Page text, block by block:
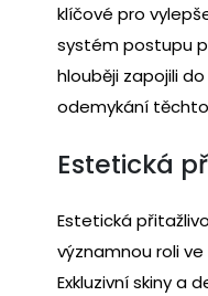
klíčové pro
systém postupu
hlouběji zapojili
odemykání
Estetická
Estetická
významnou roli
Exkluzivní skiny a